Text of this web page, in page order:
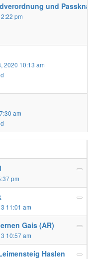
und
pm
2020 10:13 am
am
pm
11:01 am
Gais (AR)
10:57 am
Haslen